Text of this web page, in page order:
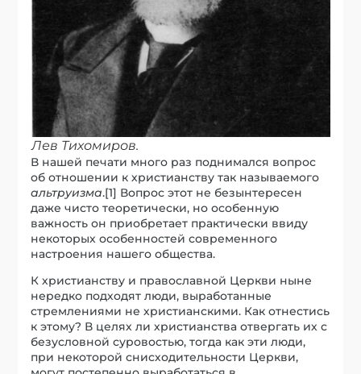
Лев Тихомиров.
В нашей печати много раз поднимался вопрос
об отношении к христианству так называемого
альтруизма.[1] Вопрос этот не безынтересен
даже чисто теоретически, но особенную
важность он приобретает практически ввиду
некоторых особенностей современного
настроения нашего общества.
К христианству и православной Церкви ныне
нередко подходят люди, выработанные
стремлениями не христианскими. Как отнестись
к этому? В целях ли христианства отвергать их с
безусловной суровостью, тогда как эти люди,
при некоторой снисходительности Церкви,